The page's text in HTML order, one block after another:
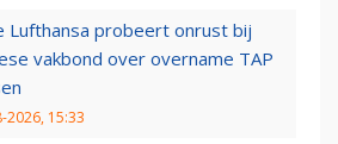
Lufthansa probeert onrust bij
vakbond over overname TAP
2026, 15:33